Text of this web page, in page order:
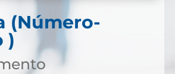
(Número-
)